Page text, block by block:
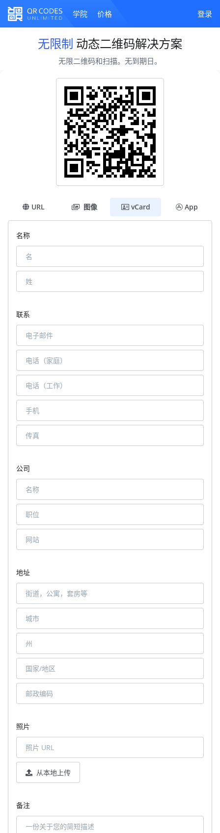
学院 价格 登录
无限制 动态二维码解决方案
无限二维码和扫描。无到期日。
URL 图像 vCard App
名称
联系
公司
地址
照片
从本地上传
备注